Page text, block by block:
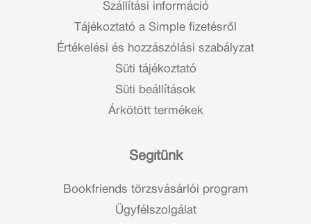
Szállítási információ
Tájékoztató a Simple fizetésről
Értékelési és hozzászólási szabályzat
Süti tájékoztató
Süti beállítások
Árkötött termékek
Segítünk
Bookfriends törzsvásárlói program
Ügyfélszolgálat